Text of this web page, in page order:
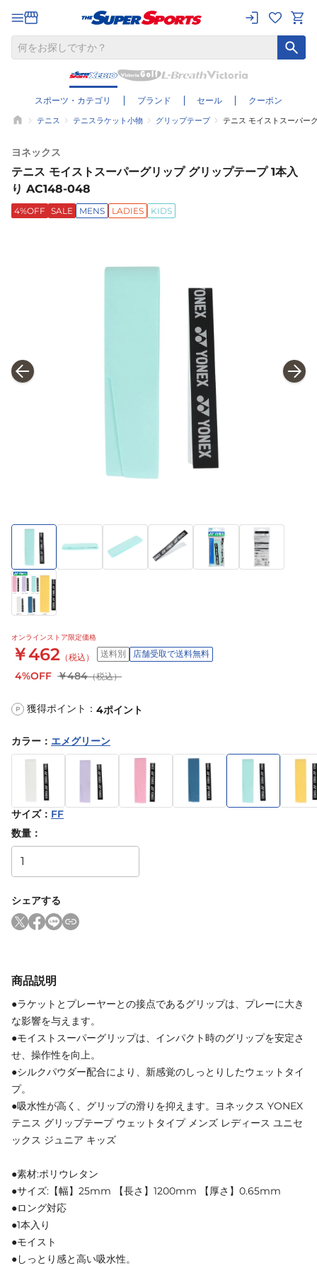
スポーツ・カテゴリ ブランド セール クーポン
テニス テニスラケット小物 グリップテープ テニス モイストスーパー
ヨネックス
テニス モイストスーパーグリップ グリップテープ 1本入
り AC148-048
4%OFF SALE MENS LADIES KIDS
オンラインストア限定価格
￥462 （税込） 送料別 店舗受取で送料無料
4%OFF ￥484（税込）
P 獲得ポイント： 4ポイント
カラー ： エメグリーン
サイズ： FF
数量：
シェアする
商品説明
●ラケットとプレーヤーとの接点であるグリップは、プレーに大き
な影響を与えます。
●モイストスーパーグリップは、インパクト時のグリップを安定さ
せ、操作性を向上。
●シルクパウダー配合により、新感覚のしっとりしたウェットタイ
プ。
●吸水性が高く、グリップの滑りを抑えます。ヨネックス YONEX
テニス グリップテープ ウェットタイプ メンズ レディース ユニセ
ックス ジュニア キッズ
●素材:ポリウレタン
●サイズ:【幅】25mm 【長さ】1200mm 【厚さ】0.65mm
●ロング対応
●1本入り
●モイスト
●しっとり感と高い吸水性。